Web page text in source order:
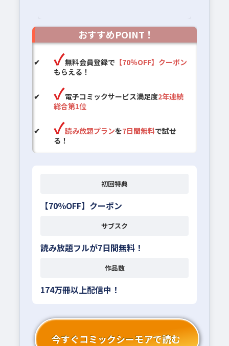
おすすめPOINT！
無料会員登録で 【70％OFF】クーポン
もらえる！
電子コミックサービス満足度2年連続
総合第1位
読み放題プランを7日間無料で試せ
る！
初回特典
【70％OFF】クーポン
サブスク
読み放題フルが7日間無料！
作品数
174万冊以上配信中！
今すぐコミックシーモアで読む